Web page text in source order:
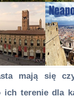
mają się
ich terenie dla